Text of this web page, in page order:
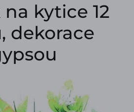
kytice 12
dekorace